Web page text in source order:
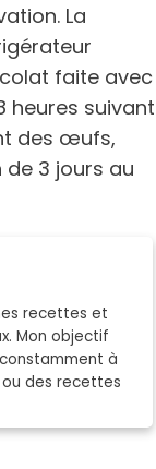
La
faite avec
suivant
des œufs,
3 jours au
recettes et
Mon objectif
à
des recettes